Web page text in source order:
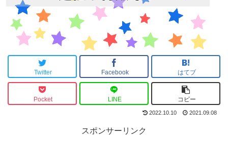
Twitter Facebook はてブ
Pocket LINE コピー
2022.10.10 2021.09.08
スポンサーリンク